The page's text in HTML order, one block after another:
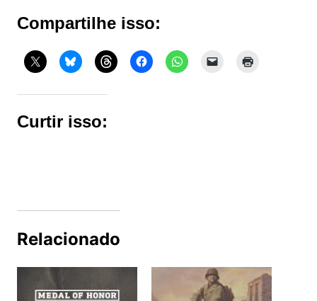
Compartilhe isso:
Curtir isso:
Relacionado